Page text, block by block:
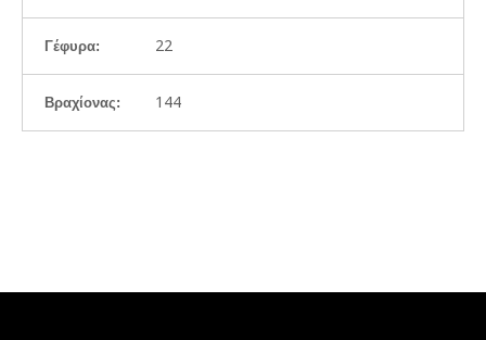
Γέφυρα: 22
Βραχίονας: 144